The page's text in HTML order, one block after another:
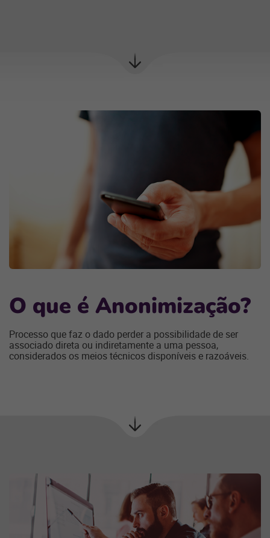
O que é Anonimização?
Processo que faz o dado perder a possibilidade de ser
associado direta ou indiretamente a uma pessoa,
considerados os meios técnicos disponíveis e razoáveis.